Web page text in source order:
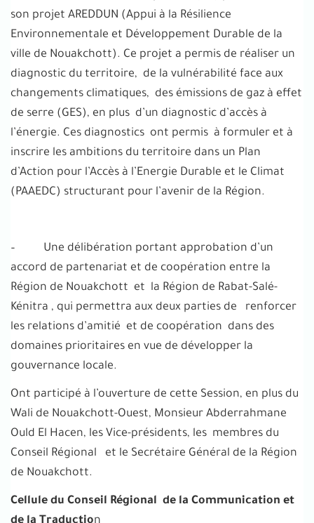
son projet AREDDUN (Appui à la Résilience
Environnementale et Développement Durable de la
ville de Nouakchott). Ce projet a permis de réaliser un
diagnostic du territoire, de la vulnérabilité face aux
changements climatiques, des émissions de gaz à effet
de serre (GES), en plus d’un diagnostic d’accès à
l’énergie. Ces diagnostics ont permis à formuler et à
inscrire les ambitions du territoire dans un Plan
d’Action pour l’Accès à l’Energie Durable et le Climat
(PAAEDC) structurant pour l’avenir de la Région.
– Une délibération portant approbation d’un
accord de partenariat et de coopération entre la
Région de Nouakchott et la Région de Rabat-Salé-
Kénitra , qui permettra aux deux parties de renforcer
les relations d’amitié et de coopération dans des
domaines prioritaires en vue de développer la
gouvernance locale.
Ont participé à l’ouverture de cette Session, en plus du
Wali de Nouakchott-Ouest, Monsieur Abderrahmane
Ould El Hacen, les Vice-présidents, les membres du
Conseil Régional et le Secrétaire Général de la Région
de Nouakchott.
Cellule du Conseil Régional de la Communication et